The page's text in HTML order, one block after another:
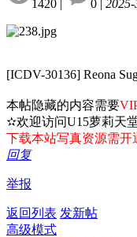
1420 | 0 |
[ICDV-30136] Reona
本帖隐藏的内容需要
✫欢迎访问U15萝莉天
下载本站写真资源需开
回复
举报
返回列表 发新帖
高级模式